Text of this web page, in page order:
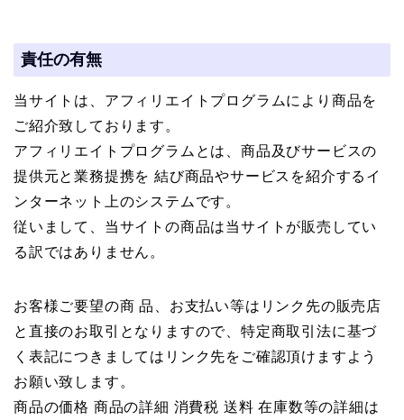
責任の有無
当サイトは、アフィリエイトプログラムにより商品を
ご紹介致しております。
アフィリエイトプログラムとは、商品及びサービスの
提供元と業務提携を 結び商品やサービスを紹介するイ
ンターネット上のシステムです。
従いまして、当サイトの商品は当サイトが販売してい
る訳ではありません。
お客様ご要望の商 品、お支払い等はリンク先の販売店
と直接のお取引となりますので、特定商取引法に基づ
く表記につきましてはリンク先をご確認頂けますよう
お願い致します。
商品の価格 商品の詳細 消費税 送料 在庫数等の詳細は